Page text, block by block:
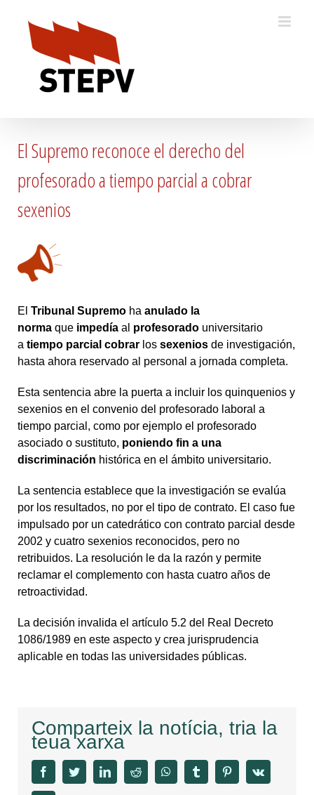
content
El Supremo reconoce el derecho del
profesorado a tiempo parcial a cobrar
sexenios
El Tribunal Supremo ha anulado la
norma que impedía al profesorado universitario
a tiempo parcial cobrar los sexenios de investigación,
hasta ahora reservado al personal a jornada completa.
Esta sentencia abre la puerta a incluir los quinquenios y
sexenios en el convenio del profesorado laboral a
tiempo parcial, como por ejemplo el profesorado
asociado o sustituto, poniendo fin a una
discriminación histórica en el ámbito universitario.
La sentencia establece que la investigación se evalúa
por los resultados, no por el tipo de contrato. El caso fue
impulsado por un catedrático con contrato parcial desde
2002 y cuatro sexenios reconocidos, pero no
retribuidos. La resolución le da la razón y permite
reclamar el complemento con hasta cuatro años de
retroactividad.
La decisión invalida el artículo 5.2 del Real Decreto
1086/1989 en este aspecto y crea jurisprudencia
aplicable en todas las universidades públicas.
Comparteix la notícia, tria la
teua xarxa
facebooktwitter linkedinreddit whatsapptumblr pinterestvk